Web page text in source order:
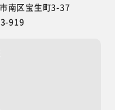
南区宝生町3-37
919